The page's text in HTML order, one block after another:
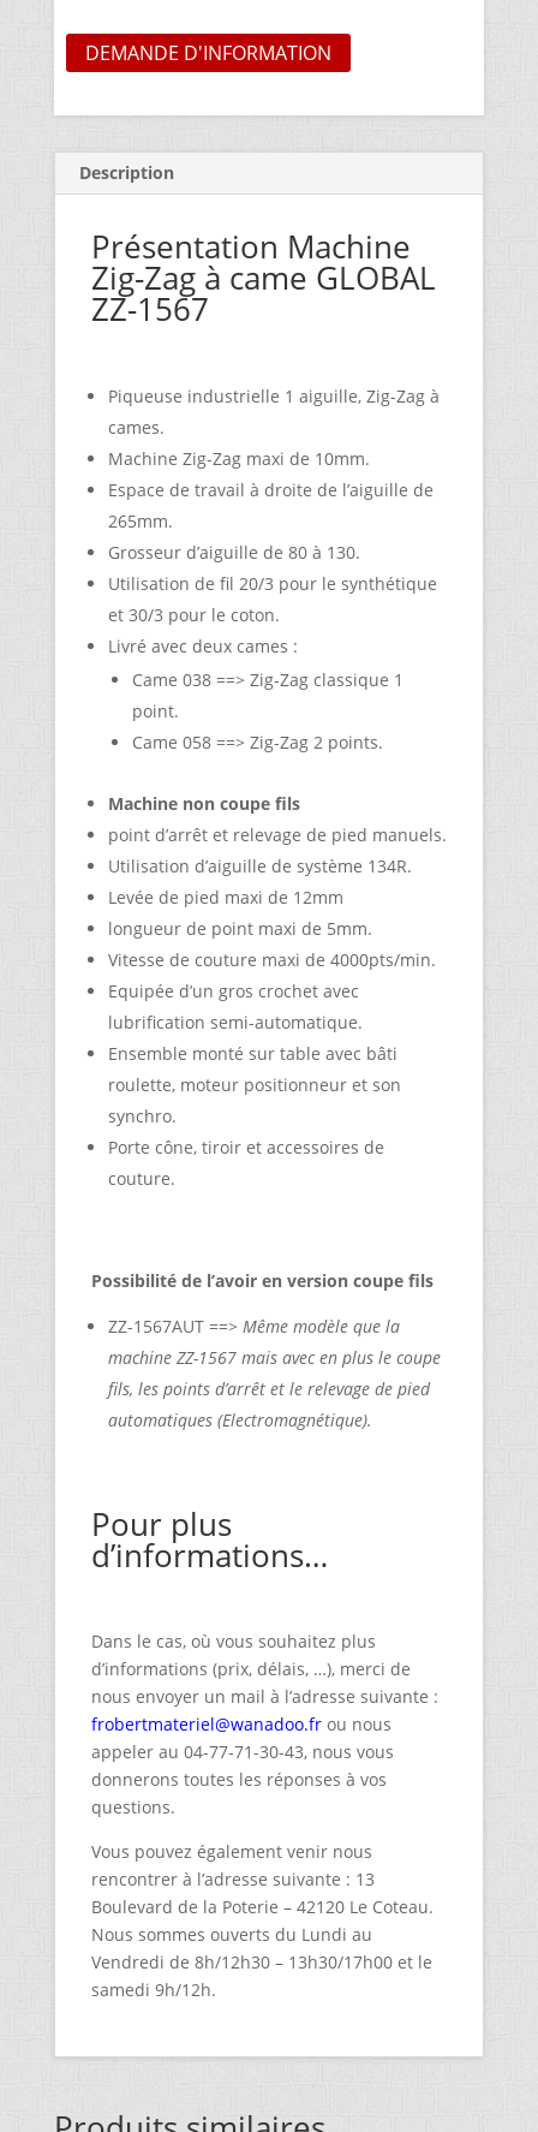
DEMANDE D'INFORMATION
Description
Présentation Machine
Zig-Zag à came GLOBAL
ZZ-1567
Piqueuse industrielle 1 aiguille, Zig-Zag à
cames.
Machine Zig-Zag maxi de 10mm.
Espace de travail à droite de l’aiguille de
265mm.
Grosseur d’aiguille de 80 à 130.
Utilisation de fil 20/3 pour le synthétique
et 30/3 pour le coton.
Livré avec deux cames :
Came 038 ==> Zig-Zag classique 1
point.
Came 058 ==> Zig-Zag 2 points.
Machine non coupe fils
point d’arrêt et relevage de pied manuels.
Utilisation d’aiguille de système 134R.
Levée de pied maxi de 12mm
longueur de point maxi de 5mm.
Vitesse de couture maxi de 4000pts/min.
Equipée d’un gros crochet avec
lubrification semi-automatique.
Ensemble monté sur table avec bâti
roulette, moteur positionneur et son
synchro.
Porte cône, tiroir et accessoires de
couture.
Possibilité de l’avoir en version coupe fils
ZZ-1567AUT ==> Même modèle que la
machine ZZ-1567 mais avec en plus le coupe
fils, les points d’arrêt et le relevage de pied
automatiques (Electromagnétique).
Pour plus
d’informations…
Dans le cas, où vous souhaitez plus
d’informations (prix, délais, …), merci de
nous envoyer un mail à l’adresse suivante :
frobertmateriel@wanadoo.frou nous
appeler au 04-77-71-30-43, nous vous
donnerons toutes les réponses à vos
questions.
Vous pouvez également venir nous
rencontrer à l’adresse suivante : 13
Boulevard de la Poterie – 42120 Le Coteau.
Nous sommes ouverts du Lundi au
Vendredi de 8h/12h30 – 13h30/17h00 et le
samedi 9h/12h.